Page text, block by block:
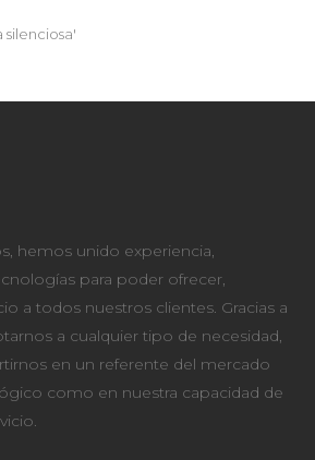
silenciosa'
hemos unido experiencia,
para poder ofrecer,
a todos nuestros clientes. Gracias a
a cualquier tipo de necesidad,
en un referente del mercado
como en nuestra capacidad de